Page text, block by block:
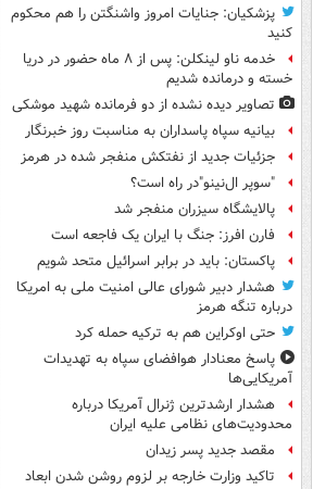
پزشکیان: جنایات امروز واشنگتن را هم محکوم
کنید
خدمه ناو لینکلن: پس از ۸ ماه حضور در دریا
خسته و درمانده‌ شدیم
تصاویر دیده‌ نشده از دو فرمانده شهید موشکی
بیانیه سپاه پاسداران به مناسبت روز خبرنگار
جزئیات جدید از نفتکش منفجر شده در هرمز
"سوپر ال‌نینو"در راه است؟
پالایشگاه سیزران منفجر شد
فارن افرز: جنگ با ایران یک فاجعه است
پاکستان: باید در برابر اسرائیل متحد شویم
هشدار دبیر شورای عالی امنیت ملی به امریکا
درباره تنگه هرمز
حتی اوکراین هم به ترکیه حمله کرد
پاسخ معنادار هوافضای سپاه به تهدیدات
آمریکایی‌ها
هشدار ارشدترین ژنرال آمریکا درباره
محدودیت‌های نظامی علیه ایران
مقصد جدید پسر زیدان
تاکید وزارت خارجه بر لزوم روشن شدن ابعاد